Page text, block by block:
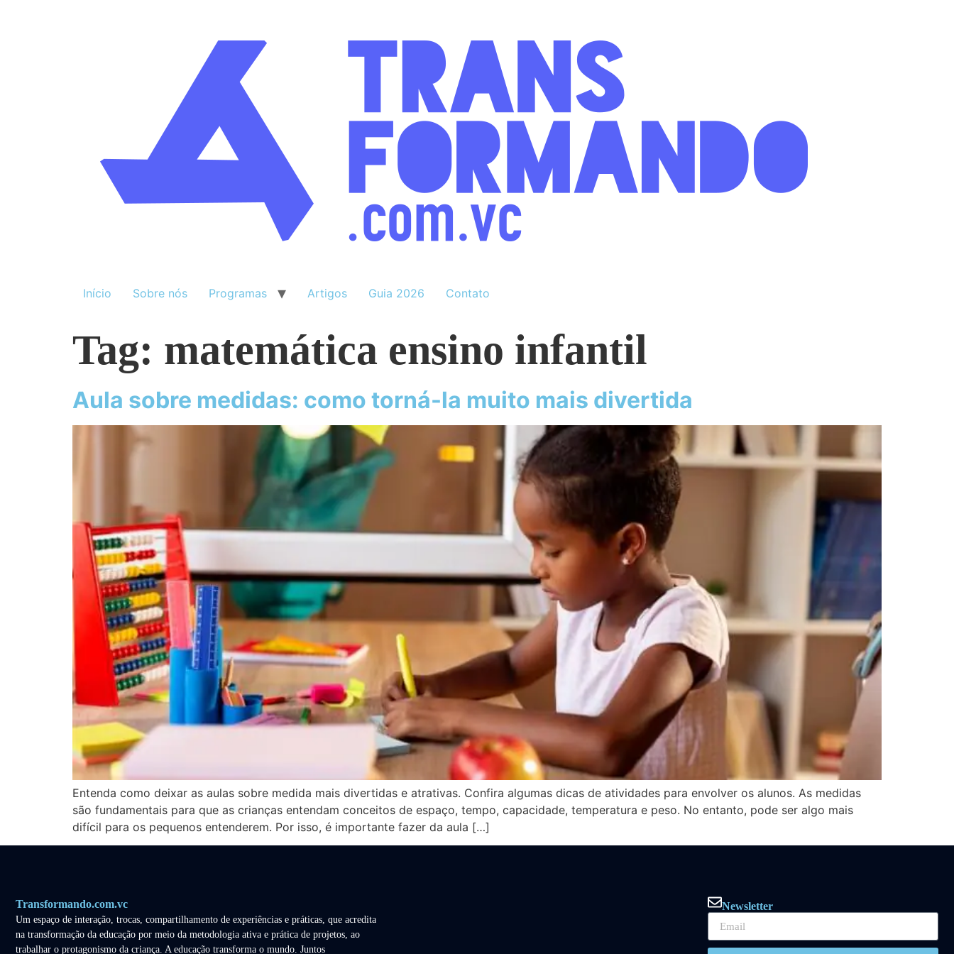
Início Sobre nós Programas Artigos Guia 2026 Contato
Tag: matemática ensino infantil
Aula sobre medidas: como torná-la muito mais divertida
Entenda como deixar as aulas sobre medida mais divertidas e atrativas. Confira algumas dicas de atividades para envolver os alunos. As medidas
são fundamentais para que as crianças entendam conceitos de espaço, tempo, capacidade, temperatura e peso. No entanto, pode ser algo mais
difícil para os pequenos entenderem. Por isso, é importante fazer da aula […]
Transformando.com.vc
Um espaço de interação, trocas, compartilhamento de experiências e práticas, que acredita
na transformação da educação por meio da metodologia ativa e prática de projetos, ao
trabalhar o protagonismo da criança. A educação transforma o mundo. Juntos
Newsletter